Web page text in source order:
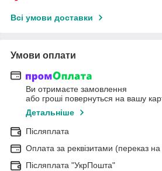
Всі умови доставки
Умови оплати
Ви отримаєте замовлення
або гроші повернуться на вашу
Детальніше
Післяплата
Оплата за реквізитами (переказ на
Післяплата "УкрПошта"